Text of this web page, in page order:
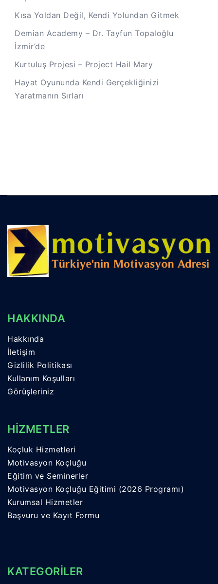
Kısa Yoldan Değil, Kendi Yolundan Gitmek
Demian Academy – Dr. Tayfun Topaloğlu
İzmir’de
Kurtuluş Projesi – Project Hail Mary
Hayat Oyununda Kendi Gerçekliğinizi
Yaratmanın Sırları
HAKKINDA
Hakkında
İletişim
Gizlilik Politikası
Kullanım Koşulları
Görüşleriniz
HİZMETLER
Koçluk Hizmetleri
Motivasyon Koçluğu
Eğitim ve Seminerler
Motivasyon Koçluğu Eğitimi (2026 Programı)
Kurumsal Hizmetler
Başvuru ve Kayıt Formu
KATEGORİLER